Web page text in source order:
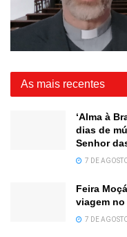
As mais recentes
‘Alma à
dias de
Senhor
7 DE
Feira
viagem no
7 DE